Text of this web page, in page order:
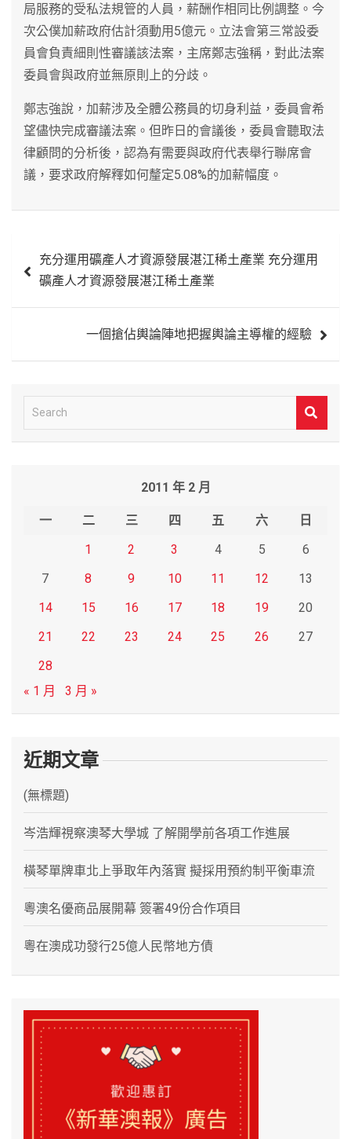
局服務的受私法規管的人員，薪酬作相同比例調整。今
次公僕加薪政府估計須動用5億元。立法會第三常設委
員會負責細則性審議該法案，主席鄭志強稱，對此法案
委員會與政府並無原則上的分歧。
鄭志強說，加薪涉及全體公務員的切身利益，委員會希
望儘快完成審議法案。但昨日的會議後，委員會聽取法
律顧問的分析後，認為有需要與政府代表舉行聯席會
議，要求政府解釋如何釐定5.08%的加薪幅度。
章
充分運用礦產人才資源發展湛江稀土產業 充分運用
礦產人才資源發展湛江稀土產業
一個搶佔輿論陣地把握輿論主導權的經驗
e
2011 年 2 月
一 二 三 四 五 六
日
1
2 3 4 5
6
7
8 9 10 11 12
13
14
15 16 17 18 19
20
21
22 23 24 25 26
27
28
« 1 月
3 月 »
近期文章
(無標題)
岑浩輝視察澳琴大學城 了解開學前各項工作進展
橫琴單牌車北上爭取年內落實 擬採用預約制平衡車流
粵澳名優商品展開幕 簽署49份合作項目
粵在澳成功發行25億人民幣地方債